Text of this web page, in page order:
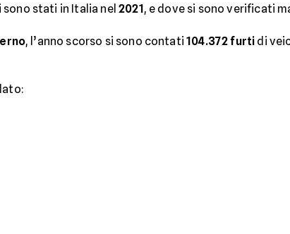
sono stati in Italia nel2021, e dove si sono verificati
, l’anno scorso si sono contati104.372 furti di